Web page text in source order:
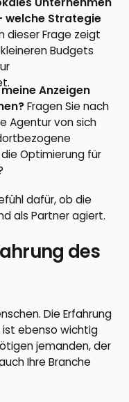
welche Strategie
dieser Frage zeigt
Budgets
Anzeigen
Fragen Sie nach
Agentur von sich
Optimierung für
dafür, ob die
als Partner agiert.
des
Die Erfahrung
ist ebenso wichtig
jemanden, der
Ihre Branche